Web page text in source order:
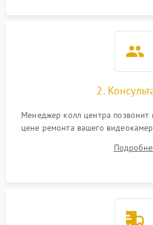
2.
Менеджер колл центра
цене ремонта вашего